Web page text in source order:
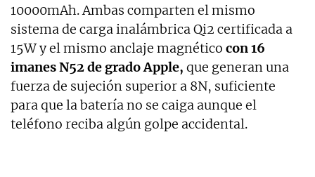
10000mAh. Ambas comparten el mismo
sistema de carga inalámbrica Qi2 certificada a
15W y el mismo anclaje magnético con 16
imanes N52 de grado Apple, que generan una
fuerza de sujeción superior a 8N, suficiente
para que la batería no se caiga aunque el
teléfono reciba algún golpe accidental.